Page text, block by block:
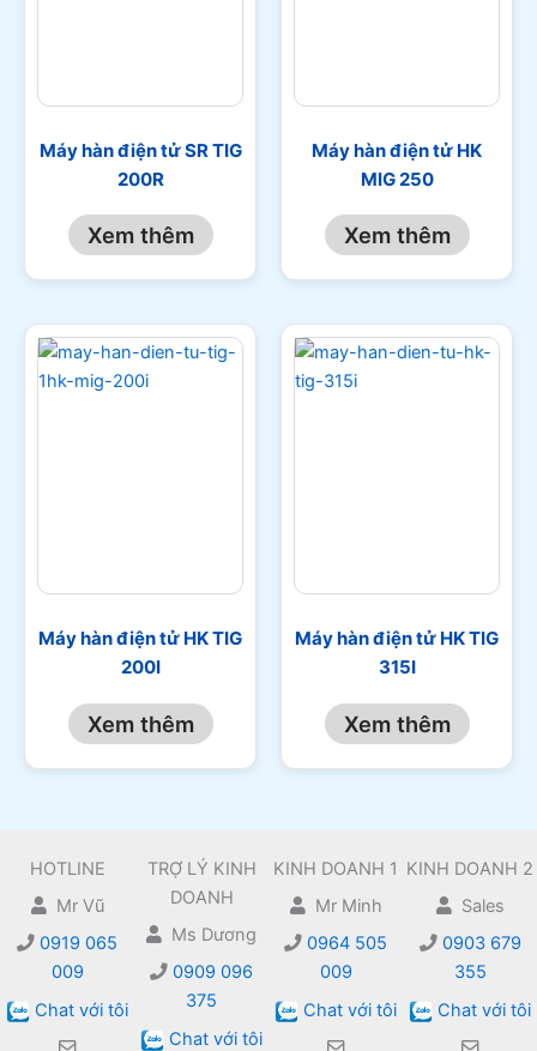
Máy hàn điện tử SR TIG
200R
Xem thêm
Máy hàn điện tử HK
MIG 250
Xem thêm
Máy hàn điện tử HK TIG
200I
Xem thêm
Máy hàn điện tử HK TIG
315I
Xem thêm
HOTLINE
Mr Vũ
0919 065
009
Chat với tôi
TRỢ LÝ KINH
DOANH
Ms Dương
0909 096
375
Chat với tôi
KINH DOANH 1
Mr Minh
0964 505
009
Chat với tôi
KINH DOANH 2
Sales
0903 679
355
Chat với tôi